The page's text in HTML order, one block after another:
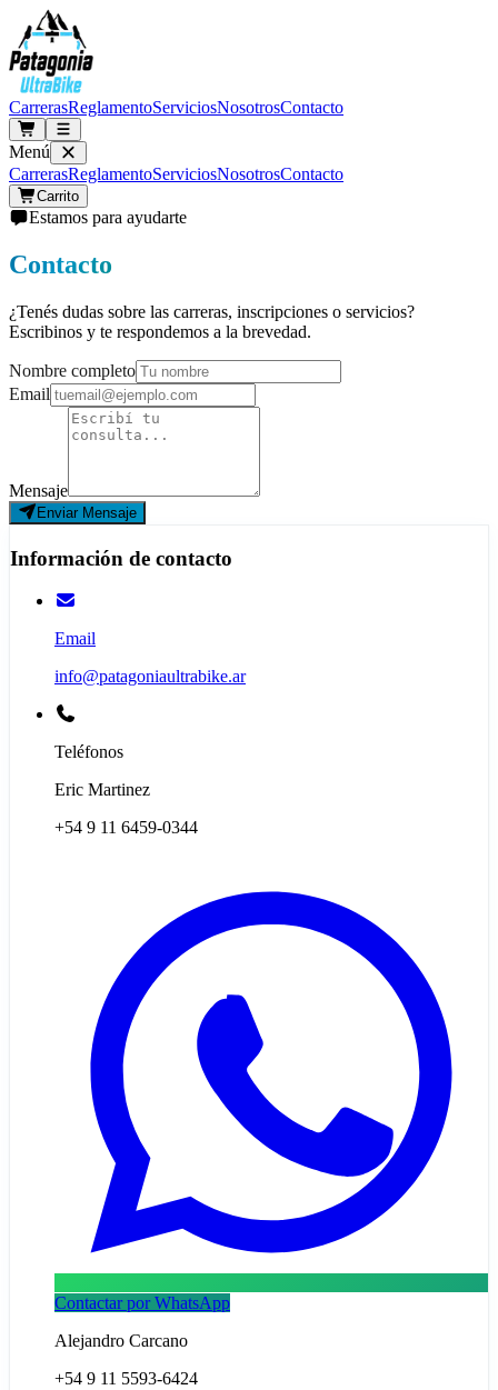
CarrerasReglamentoServiciosNosotrosContacto
Menú
CarrerasReglamentoServiciosNosotrosContacto
Carrito
Estamos para ayudarte
Contacto
¿Tenés dudas sobre las carreras, inscripciones o servicios?
Escribinos y te respondemos a la brevedad.
Nombre completo
Email
Mensaje
Enviar Mensaje
Información de contacto
Email
info@patagoniaultrabike.ar
Teléfonos
Eric Martinez
+54 9 11 6459-0344
Contactar por WhatsApp
Alejandro Carcano
+54 9 11 5593-6424